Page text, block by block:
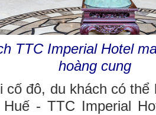
TTC Imperial Hotel
hoàng cung
đô, du khách có thể
- TTC Imperial